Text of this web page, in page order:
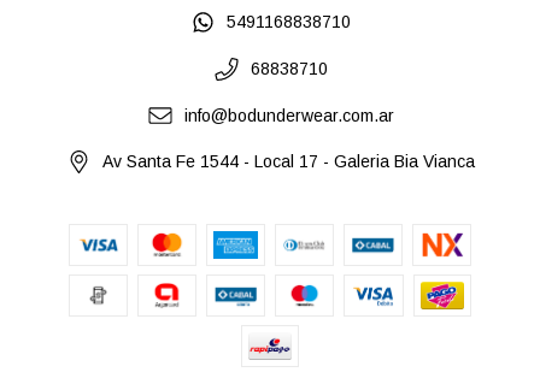
5491168838710
68838710
info@bodunderwear.com.ar
Av Santa Fe 1544 - Local 17 - Galeria Bia Vianca